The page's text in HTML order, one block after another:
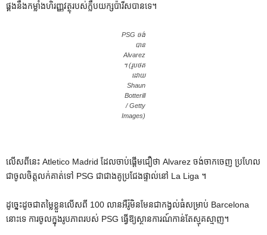
ផ្គងនឹងកម្លាំងហិរញ្ញវត្ថុរបស់ក្លឹបយក្សប៉ារីសបានទេ។
PSG ចង់
បាន
Alvarez
។ (រូបថត
ដោយ
Shaun
Botterill
/ Getty
Images)
លើសពីនេះ Atletico Madrid ដែលចាប់ផ្តើមជឿថា Alvarez ចង់ចាកចេញ ប្រហែល
ជាចូលចិត្តលក់គាត់ទៅ PSG ជាជាងគូប្រជែងផ្ទាល់នៅ La Liga ។
ដូច្នេះដូចជាតម្លៃខ្លួនលើសពី 100 លានអឺរ៉ូមិនមែនជាកង្វល់ធំសម្រាប់ Barcelona
នោះទេ ការចូលក្នុងរូបភាពរបស់ PSG ធ្វើឱ្យស្ថានការណ៍កាន់តែស្មុគស្មាញ។